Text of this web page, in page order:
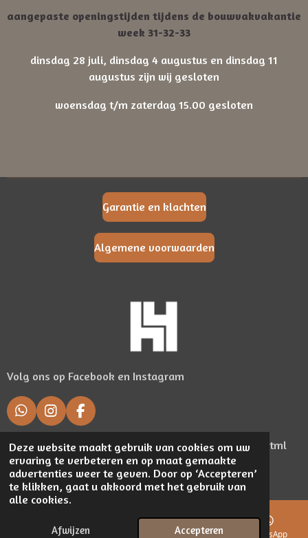
Deze website maakt gebruik van cookies om uw
ervaring te verbeteren en op maat gemaakte
advertenties weer te geven. Door op ‘Accepteren’
te klikken, gaat u akkoord met het gebruik van
alle cookies.
Afwijzen Accepteren
aangepaste openingstijden tijdens de bouwvakvakantie
week 31-32-33
dinsdag 28 juli, dinsdag 4 augustus en dinsdag 11
augustus zijn wij gesloten
woensdag t/m zaterdag 15.00 gesloten
Garantie en klachten
Algemene voorwaarden
Volg ons op Facebook en Instagram
W
h
t
s
A
p
p
I
n
s
t
a
g
r
a
F
a
e
b
o
o
google-site-verification: googlea594670556ff5ee0.html
© 2019 - 2026 www.honk4.nl
Powered byJouwWeb
E-mailadres Kaart WhatsApp